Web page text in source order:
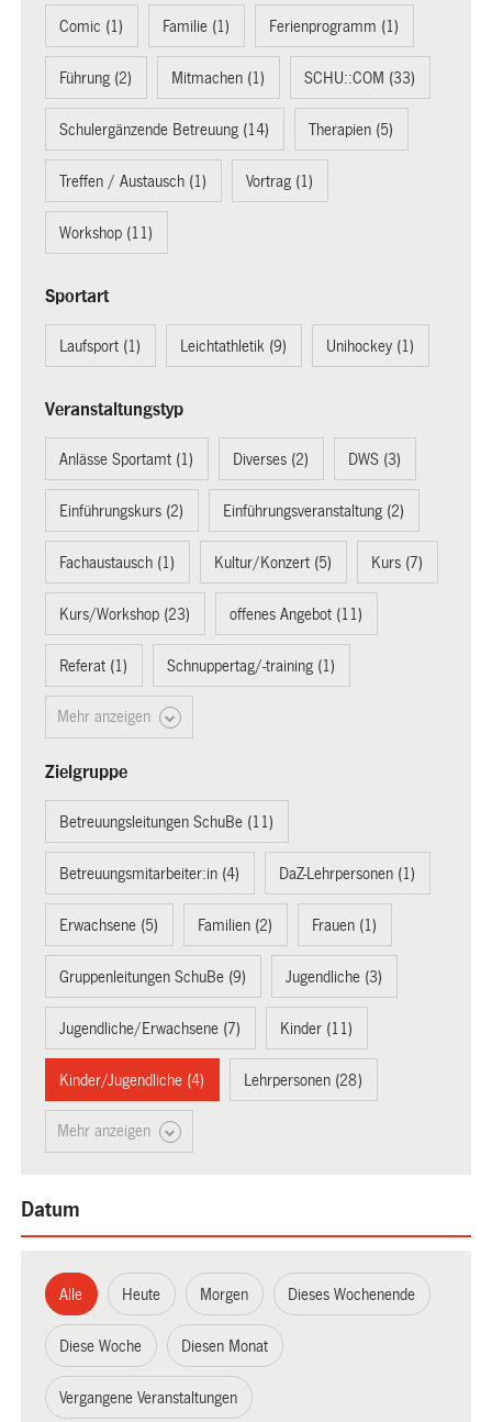
Comic (1) Familie (1) Ferienprogramm (1)
Führung (2) Mitmachen (1) SCHU::COM (33)
Schulergänzende Betreuung (14) Therapien (5)
Treffen / Austausch (1) Vortrag (1)
Workshop (11)
Sportart
Laufsport (1) Leichtathletik (9) Unihockey (1)
Veranstaltungstyp
Anlässe Sportamt (1) Diverses (2) DWS (3)
Einführungskurs (2) Einführungsveranstaltung (2)
Fachaustausch (1) Kultur/Konzert (5) Kurs (7)
Kurs/Workshop (23) offenes Angebot (11)
Referat (1) Schnuppertag/-training (1)
Mehr anzeigen
Zielgruppe
Betreuungsleitungen SchuBe (11)
Betreuungsmitarbeiter:in (4) DaZ-Lehrpersonen (1)
Erwachsene (5) Familien (2) Frauen (1)
Gruppenleitungen SchuBe (9) Jugendliche (3)
Jugendliche/Erwachsene (7) Kinder (11)
Kinder/Jugendliche (4) Lehrpersonen (28)
Mehr anzeigen
Datum
Alle Heute Morgen Dieses Wochenende
Diese Woche Diesen Monat
Vergangene Veranstaltungen